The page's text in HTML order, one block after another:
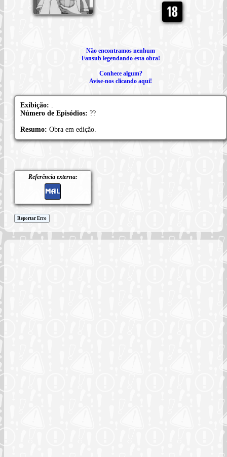
Não encontramos nenhum
Fansub legendando esta obra!
Conhece algum?
Avise-nos clicando aqui!
Exibição:
Número de Episódios: ??
Resumo: Obra em edição.
Referência externa:
Reportar Erro